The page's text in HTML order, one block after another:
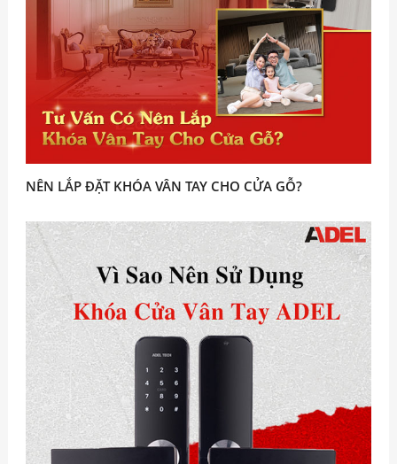
NÊN LẮP ĐẶT KHÓA VÂN TAY CHO CỬA GỖ?